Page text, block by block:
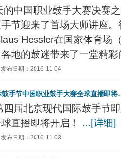
的中国职业鼓手大赛决赛
节迎来了首场大师讲座
Hessler在国家体育场
地的鼓迷带来了一堂精彩
布日期：2016-11-04
鼓手节中国职业鼓手大赛全球直播即
四届北京现代国际鼓手节
直播即将开启！
...[详细]
布日期：2016-11-03